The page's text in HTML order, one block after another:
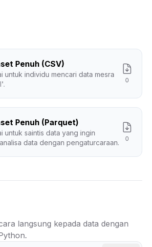
Penuh (CSV)
untuk individu mencari data mesra
0
Penuh (Parquet)
untuk saintis data yang ingin
data dengan pengaturcaraan.
0
langsung kepada data dengan